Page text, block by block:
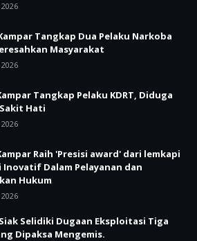
Tangkap Dua Pelaku Narkoba
Masyarakat
Tangkap Pelaku KDRT, Diduga
Hati
Raih 'Presisi award' dari lemkapi
Inovatif Dalam Pelayanan dan
Hukum
Selidiki Dugaan Eksploitasi Tiga
Dipaksa Mengemis.